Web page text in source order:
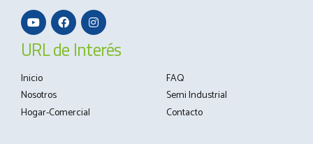
URL de Interés
Inicio
FAQ
Nosotros
Semi Industrial
Hogar-Comercial
Contacto